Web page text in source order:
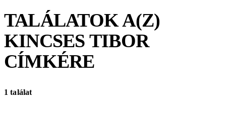
TALÁLATOK A(Z)
KINCSES TIBOR
CÍMKÉRE
1 találat